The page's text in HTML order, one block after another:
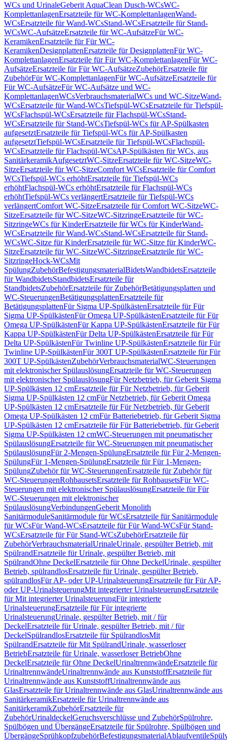
WCs und UrinaleGeberit AquaClean Dusch-WCsWC-
KomplettanlagenErsatzteile für WC-KomplettanlagenWand-
WCsErsatzteile für Wand-WCsStand-WCsErsatzteile für Stand-
WCsWC-AufsätzeErsatzteile für WC-AufsätzeFür WC-
KeramikenErsatzteile für Für WC-
KeramikenDesignplattenErsatzteile für DesignplattenFür WC-
KomplettanlagenErsatzteile für Für WC-KomplettanlagenFür WC-
AufsätzeErsatzteile für Für WC-AufsätzeZubehörErsatzteile für
ZubehörFür WC-KomplettanlagenFür WC-AufsätzeErsatzteile für
Für WC-AufsätzeFür WC-Aufsätze und WC-
KomplettanlagenWCsVerbrauchsmaterialWCs und WC-SitzeWand-
WCsErsatzteile für Wand-WCsTiefspül-WCsErsatzteile für Tiefspül-
WCsFlachspül-WCsErsatzteile für Flachspül-WCsStand-
WCsErsatzteile für Stand-WCsTiefspül-WCs für AP-Spülkasten
aufgesetztErsatzteile für Tiefspül-WCs für AP-Spülkasten
aufgesetztTiefspül-WCsErsatzteile für Tiefspül-WCsFlachspül-
WCsErsatzteile für Flachspül-WCsAP-Spülkästen für WCs, aus
SanitärkeramikAufgesetztWC-SitzeErsatzteile für WC-SitzeWC-
SitzeErsatzteile für WC-SitzeComfort WCsErsatzteile für Comfort
WCsTiefspül-WCs erhöhtErsatzteile für Tiefspül-WCs
erhöhtFlachspül-WCs erhöhtErsatzteile für Flachspül-WCs
erhöhtTiefspül-WCs verlängertErsatzteile für Tiefspül-WCs
verlängertComfort WC-SitzeErsatzteile für Comfort WC-SitzeWC-
SitzeErsatzteile für WC-SitzeWC-SitzringeErsatzteile für WC-
SitzringeWCs für KinderErsatzteile für WCs für KinderWand-
WCsErsatzteile für Wand-WCsStand-WCsErsatzteile für Stand-
WCsWC-Sitze für KinderErsatzteile für WC-Sitze für KinderWC-
SitzeErsatzteile für WC-SitzeWC-SitzringeErsatzteile für WC-
SitzringeHock-WCsMit
SpülungZubehörBefestigungsmaterialBidetsWandbidetsErsatzteile
für WandbidetsStandbidetsErsatzteile für
StandbidetsZubehörErsatzteile für ZubehörBetätigungsplatten und
WC-SteuerungenBetätigungsplattenErsatzteile für
BetätigungsplattenFür Sigma UP-SpülkästenErsatzteile für Für
Sigma UP-SpülkästenFür Omega UP-SpülkästenErsatzteile für Für
Omega UP-SpülkästenFür Kappa UP-SpülkästenErsatzteile für Für
Kappa UP-SpülkästenFür Delta UP-SpülkästenErsatzteile für Für
Delta UP-SpülkästenFür Twinline UP-SpülkästenErsatzteile für Für
Twinline UP-SpülkästenFür 300T UP-SpülkästenErsatzteile für Für
300T UP-SpülkästenZubehörVerbrauchsmaterialWC-Steuerungen
mit elektronischer SpülauslösungErsatzteile für WC-Steuerungen
mit elektronischer SpülauslösungFür Netzbetrieb, für Geberit Sigma
UP-Spülkästen 12 cmErsatzteile für Für Netzbetrieb, für Geberit
Sigma UP-Spülkästen 12 cmFür Netzbetrieb, für Geberit Omega
UP-Spülkästen 12 cmErsatzteile für Für Netzbetrieb, für Geberit
Omega UP-Spülkästen 12 cmFür Batteriebetrieb, für Geberit Sigma
UP-Spülkästen 12 cmErsatzteile für Für Batteriebetrieb, für Geberit
Sigma UP-Spülkästen 12 cmWC-Steuerungen mit pneumatischer
SpülauslösungErsatzteile für WC-Steuerungen mit pneumatischer
SpülauslösungFür 2-Mengen-SpülungErsatzteile für Für 2-Mengen-
SpülungFür 1-Mengen-SpülungErsatzteile für Für 1-Mengen-
SpülungZubehör für WC-SteuerungenErsatzteile für Zubehör für
WC-SteuerungenRohbausetsErsatzteile für RohbausetsFür WC-
Steuerungen mit elektronischer SpülauslösungErsatzteile für Für
WC-Steuerungen mit elektronischer
SpülauslösungVerbindungenGeberit Monolith
SanitärmoduleSanitärmodule für WCsErsatzteile für Sanitärmodule
für WCsFür Wand-WCsErsatzteile für Für Wand-WCsFür Stand-
WCsErsatzteile für Für Stand-WCsZubehörErsatzteile für
ZubehörVerbrauchsmaterialUrinaleUrinale, gespülter Betrieb, mit
SpülrandErsatzteile für Urinale, gespülter Betrieb, mit
SpülrandOhne DeckelErsatzteile für Ohne DeckelUrinale, gespülter
Betrieb, spülrandlosErsatzteile für Urinale, gespülter Betrieb,
spülrandlosFür AP- oder UP-UrinalsteuerungErsatzteile für Für AP-
oder UP-UrinalsteuerungMit integrierter UrinalsteuerungErsatzteile
für Mit integrierter UrinalsteuerungFür integrierte
UrinalsteuerungErsatzteile für Für integrierte
UrinalsteuerungUrinale, gespülter Betrieb, mit / für
DeckelErsatzteile für Urinale, gespülter Betrieb, mit / für
DeckelSpülrandlosErsatzteile für SpülrandlosMit
SpülrandErsatzteile für Mit SpülrandUrinale, wasserloser
BetriebErsatzteile für Urinale, wasserloser BetriebOhne
DeckelErsatzteile für Ohne DeckelUrinaltrennwändeErsatzteile für
UrinaltrennwändeUrinaltrennwände aus KunststoffErsatzteile für
Urinaltrennwände aus KunststoffUrinaltrennwände aus
GlasErsatzteile für Urinaltrennwände aus GlasUrinaltrennwände aus
SanitärkeramikErsatzteile für Urinaltrennwände aus
SanitärkeramikZubehörErsatzteile für
ZubehörUrinaldeckelGeruchsverschlüsse und ZubehörSpülrohre,
Spülbögen und ÜbergängeErsatzteile für Spülrohre, Spülbögen und
ÜbergängeSprühkopfzubehörBefestigungsmaterialAblaufventile